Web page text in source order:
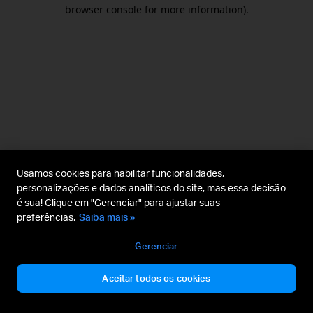
browser console for more information).
Usamos cookies para habilitar funcionalidades,
personalizações e dados analíticos do site, mas essa decisão
é sua! Clique em "Gerenciar" para ajustar suas
preferências. Saiba mais »
Gerenciar
Aceitar todos os cookies